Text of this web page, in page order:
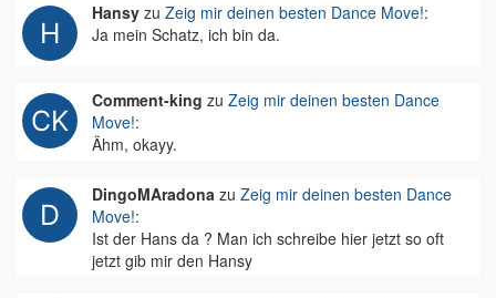
Hansy zu Zeig mir deinen besten Dance Move!:
Ja mein Schatz, ich bin da.
Comment-king zu Zeig mir deinen besten Dance
Move!:
Ähm, okayy.
DingoMAradona zu Zeig mir deinen besten Dance
Move!:
Ist der Hans da ? Man ich schreibe hier jetzt so oft
jetzt gib mir den Hansy